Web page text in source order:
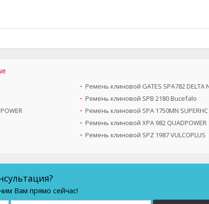
Ремень клиновой GATES SPA782 DELTA
Ремень клиновой SPB 2180 Bucefalo
Ремень клиновой SPA 1750MN SUPERHC
Ремень клиновой XPA 982 QUADPOWER
Ремень клиновой SPZ 1987 VULCOPLUS
Вам прямо сейчас!